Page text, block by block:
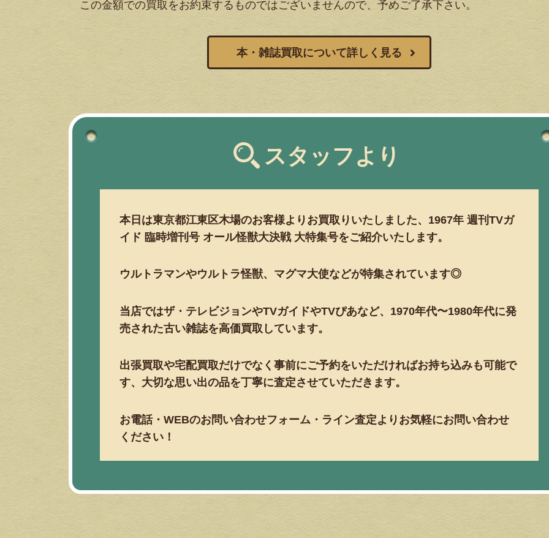
この金額での買取をお約束するものではございませんので、予めご了承下さい。
本・雑誌買取について詳しく見る
スタッフより
本日は東京都江東区木場のお客様よりお買取りいたしました、 1967年 週刊TVガ
イド 臨時増刊号 オール怪獣大決戦 大特集号をご紹介いたします。
ウルトラマンやウルトラ怪獣、マグマ大使などが特集されています◎
当店ではザ・テレビジョンやTVガイドやTVぴあなど、 1970年代〜1980年代に発
売された古い雑誌を高価買取しています。
出張買取や宅配買取だけでなく事前にご予約をいただければお持ち込みも可能で
す、大切な思い出の品を丁寧に査定させていただきます。
お電話・WEBのお問い合わせフォーム・ライン査定よりお気軽にお問い合わせ
ください！